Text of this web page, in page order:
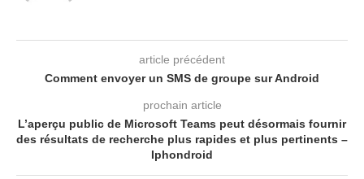
article précédent
Comment envoyer un SMS de groupe sur Android
prochain article
L’aperçu public de Microsoft Teams peut désormais fournir
des résultats de recherche plus rapides et plus pertinents –
Iphondroid